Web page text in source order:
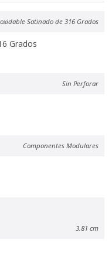
Satinado de 316 Grados
Grados
Sin Perforar
Componentes Modulares
3.81 cm